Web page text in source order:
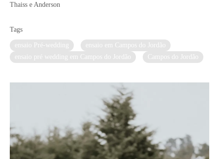
Thaiss e Anderson
Tags
ensaio Pré-wedding
ensaio em Campos do Jordão
ensaio pré wedding em Campos do Jordão
Campos do Jordão